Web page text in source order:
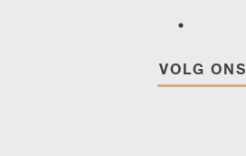
VOLG ONS